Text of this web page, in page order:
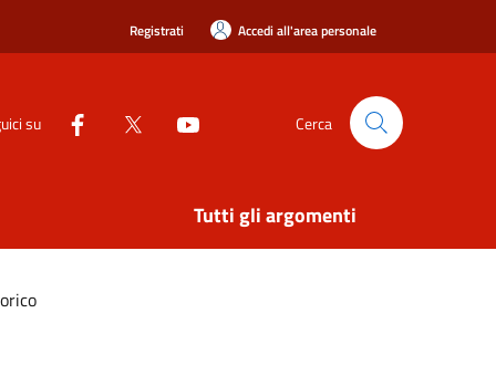
Registrati Accedi all'area personale
su Cerca
Tutti gli argomenti